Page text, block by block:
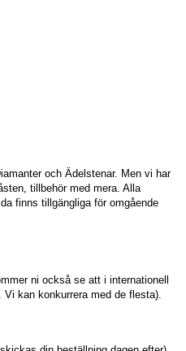
och Ädelstenar. Men vi har
tillbehör med mera. Alla
finns tillgängliga för omgående
ni också se att i internationell
kan konkurrera med de flesta).